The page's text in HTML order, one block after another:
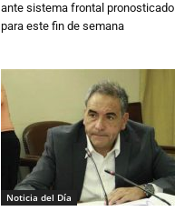
ante sistema frontal pronosticado
para este fin de semana
Noticia del Día